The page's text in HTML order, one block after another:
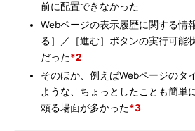
前に配置できなかった
Webページの表示履歴に関する情
る］／［進む］ボタンの実行可能
だった*2
そのほか、例えばWebページのタ
ような、ちょっとしたことも簡単
頼る場面が多かった*3